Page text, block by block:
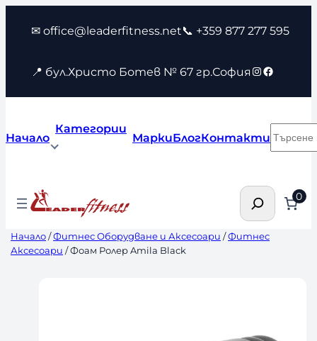
съдържанието
✉ office@leaderfitness.net📞 +359 877 277 595
📍 бул.Христо Ботев № 67 гр.София Instagram
Facebook
Начало
Категории
МаркиБлогКонтакти
Търсене 0
Начало/Фитнес Оборудване и Аксесоари /Фитнес
Аксесоари / Фоам Ролер Amila Black